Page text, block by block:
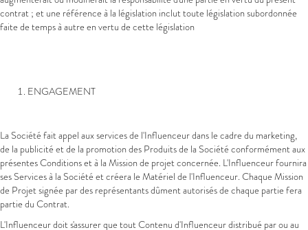
contrat ; et une référence à la législation inclut toute législation subordonnée
faite de temps à autre en vertu de cette législation
ENGAGEMENT
La Société fait appel aux services de l'Influenceur dans le cadre du marketing,
de la publicité et de la promotion des Produits de la Société conformément aux
présentes Conditions et à la Mission de projet concernée. L'Influenceur fournira
ses Services à la Société et créera le Matériel de l'Influenceur. Chaque Mission
de Projet signée par des représentants dûment autorisés de chaque partie fera
partie du Contrat.
L'Influenceur doit s'assurer que tout Contenu d'Influenceur distribué par ou au